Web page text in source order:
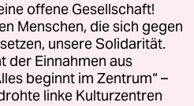
offene Gesellschaft!
Menschen, die sich gegen
unsere Solidarität.
der Einnahmen aus
beginnt im Zentrum“ –
linke Kulturzentren